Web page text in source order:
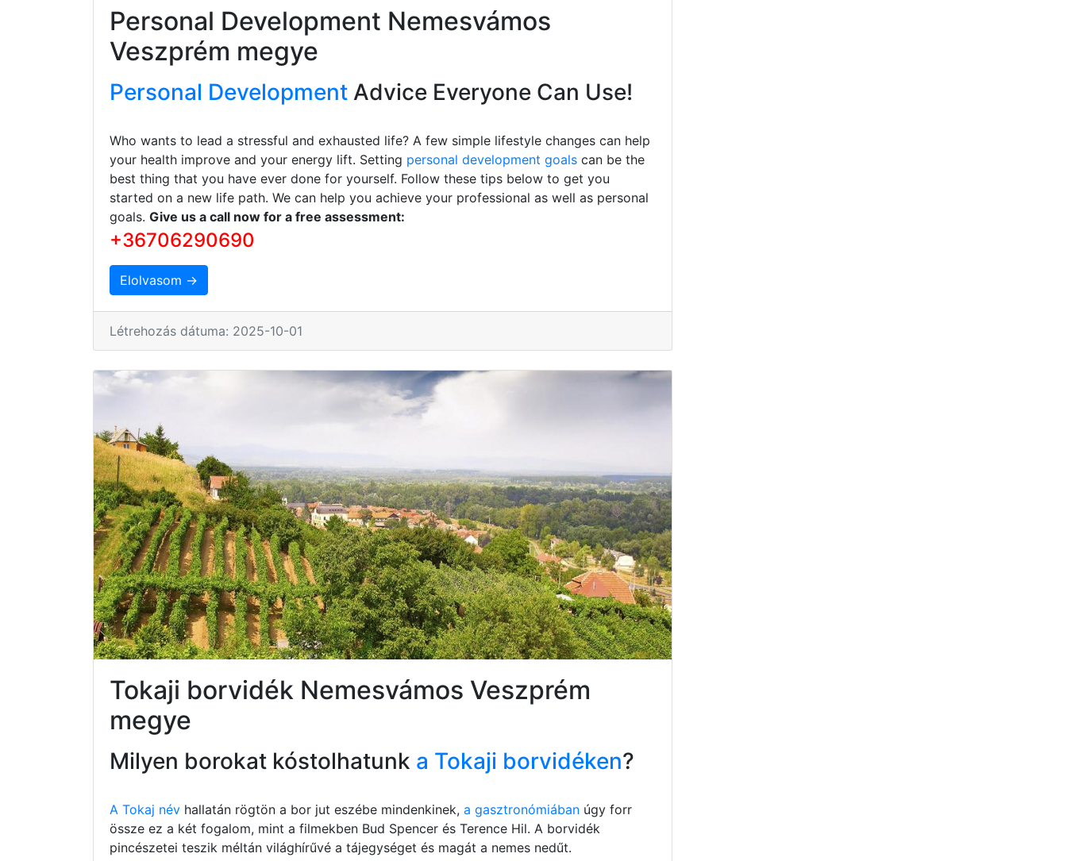
Personal Development Nemesvámos
Veszprém megye
Personal Development Advice Everyone Can Use!
Who wants to lead a stressful and exhausted life? A few simple lifestyle changes can help
your health improve and your energy lift. Setting personal development goals can be the
best thing that you have ever done for yourself. Follow these tips below to get you
started on a new life path. We can help you achieve your professional as well as personal
goals. Give us a call now for a free assessment:
+36706290690
Elolvasom →
Létrehozás dátuma: 2025-10-01
Tokaji borvidék Nemesvámos Veszprém
megye
Milyen borokat kóstolhatunk a Tokaji borvidéken?
A Tokaj név hallatán rögtön a bor jut eszébe mindenkinek, a gasztronómiában úgy forr
össze ez a két fogalom, mint a filmekben Bud Spencer és Terence Hil. A borvidék
pincészetei teszik méltán világhírűvé a tájegységet és magát a nemes nedűt.